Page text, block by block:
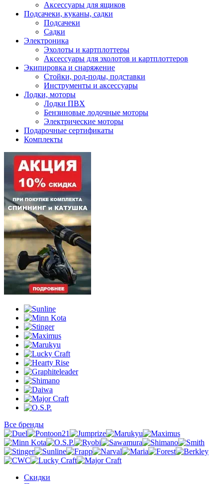
Аксессуары для ящиков
Подсачеки, куканы, садки
Подсачеки
Садки
Электроника
Эхолоты и картплоттеры
Аксессуары для эхолотов и картплоттеров
Экипировка и снаряжение
Стойки, род-поды, подставки
Инструменты и аксессуары
Лодки, моторы
Лодки ПВХ
Бензиновые лодочные моторы
Электрические моторы
Подарочные сертификаты
Комплекты
Все бренды
Скидки